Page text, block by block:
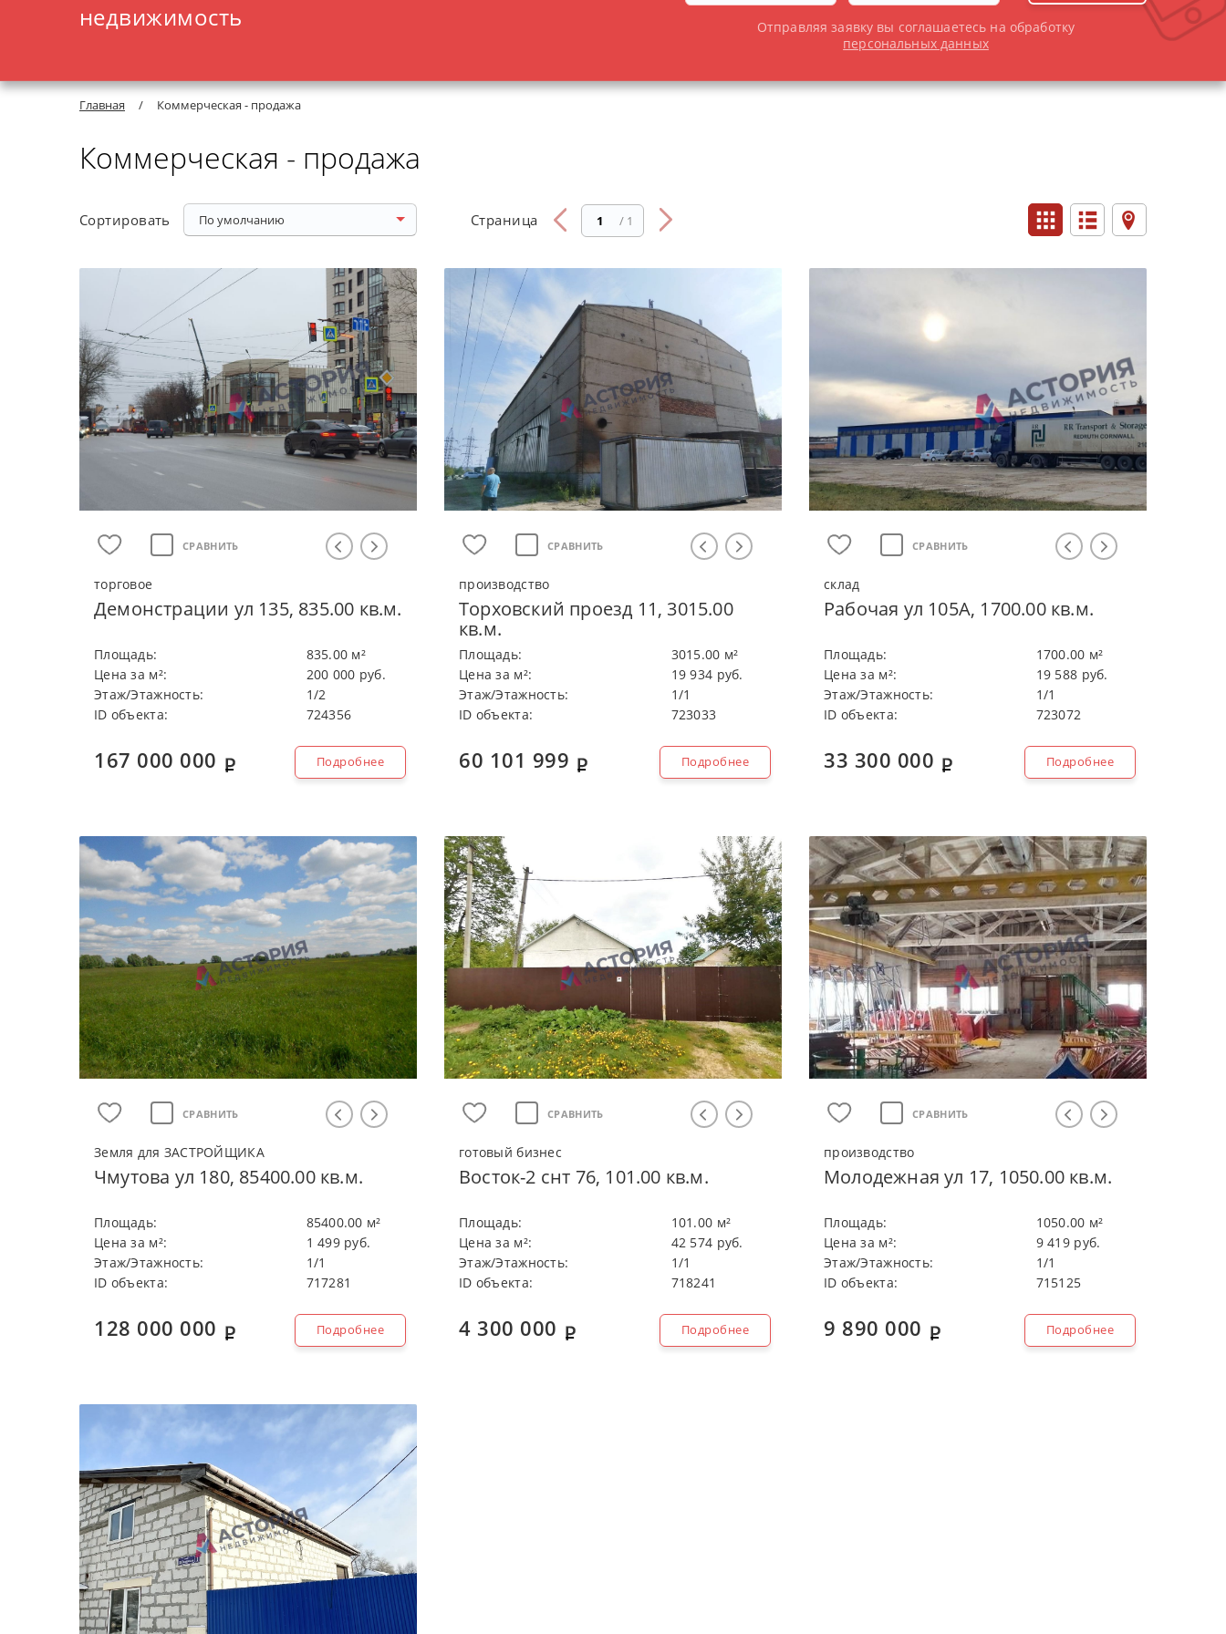
недвижимость
Отправляя заявку вы соглашаетесь на обработку
персональных данных
Главная / Коммерческая - продажа
Коммерческая - продажа
Copтиpoвaть По умолчанию Страница / 1
СРАВНИТЬ
торговое
Демонстрации ул 135, 835.00 кв.м.
Плoщaдь:
835.00 м²
Цeнa зa м²:
200 000 руб.
Этaж/Этaжнocть:
1/2
ID объекта:
724356
167 000 000 Подробнее
СРАВНИТЬ
производство
Торховский проезд 11, 3015.00
кв.м.
Плoщaдь:
3015.00 м²
Цeнa зa м²:
19 934 руб.
Этaж/Этaжнocть:
1/1
ID объекта:
723033
60 101 999 Подробнее
СРАВНИТЬ
склад
Рабочая ул 105А, 1700.00 кв.м.
Плoщaдь:
1700.00 м²
Цeнa зa м²:
19 588 руб.
Этaж/Этaжнocть:
1/1
ID объекта:
723072
33 300 000 Подробнее
СРАВНИТЬ
Земля для ЗАСТРОЙЩИКА
Чмутова ул 180, 85400.00 кв.м.
Плoщaдь:
85400.00 м²
Цeнa зa м²:
1 499 руб.
Этaж/Этaжнocть:
1/1
ID объекта:
717281
128 000 000 Подробнее
СРАВНИТЬ
готовый бизнес
Восток-2 снт 76, 101.00 кв.м.
Плoщaдь:
101.00 м²
Цeнa зa м²:
42 574 руб.
Этaж/Этaжнocть:
1/1
ID объекта:
718241
4 300 000 Подробнее
СРАВНИТЬ
производство
Молодежная ул 17, 1050.00 кв.м.
Плoщaдь:
1050.00 м²
Цeнa зa м²:
9 419 руб.
Этaж/Этaжнocть:
1/1
ID объекта:
715125
9 890 000 Подробнее